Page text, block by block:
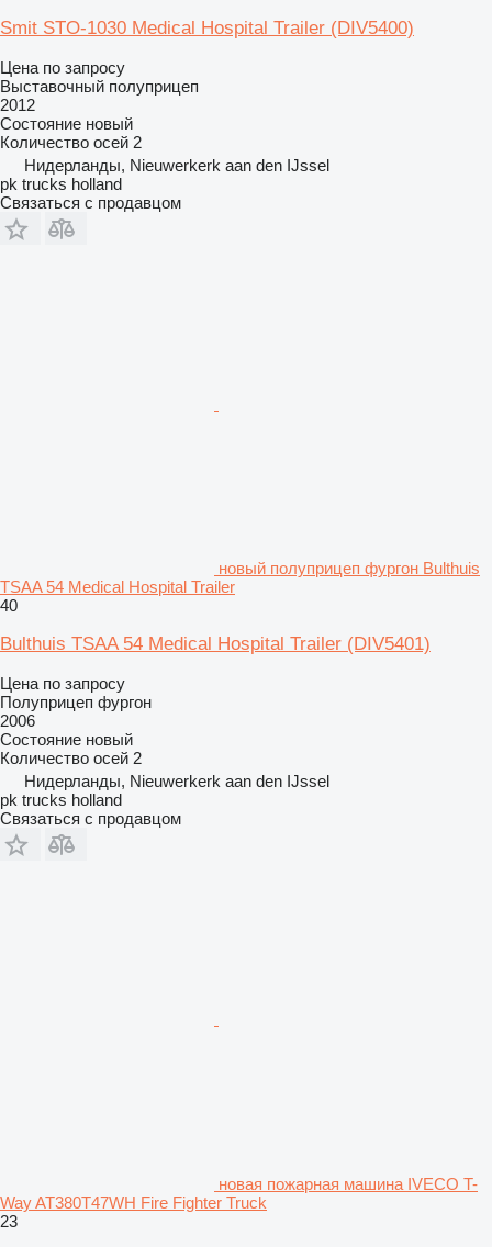
Smit STO-1030 Medical Hospital Trailer (DIV5400)
Цена по запросу
Выставочный полуприцеп
2012
Состояние новый
Количество осей 2
Нидерланды, Nieuwerkerk aan den IJssel
pk trucks holland
Связаться с продавцом
новый полуприцеп фургон Bulthuis
TSAA 54 Medical Hospital Trailer
40
Bulthuis TSAA 54 Medical Hospital Trailer (DIV5401)
Цена по запросу
Полуприцеп фургон
2006
Состояние новый
Количество осей 2
Нидерланды, Nieuwerkerk aan den IJssel
pk trucks holland
Связаться с продавцом
новая пожарная машина IVECO T-
Way AT380T47WH Fire Fighter Truck
23